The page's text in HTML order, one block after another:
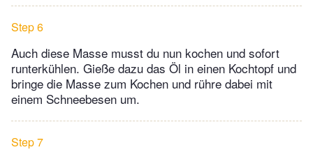
Step 6
Auch diese Masse musst du nun kochen und sofort
runterkühlen. Gieße dazu das Öl in einen Kochtopf und
bringe die Masse zum Kochen und rühre dabei mit
einem Schneebesen um.
Step 7